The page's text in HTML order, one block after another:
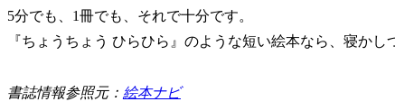
5分でも、1冊でも、それで十分です。
『ちょうちょう ひらひら』のような短い絵本なら、寝か
書誌情報参照元： 絵本ナビ